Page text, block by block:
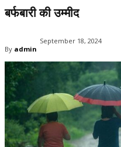
बर्फबारी की उम्मीद
By admin
September 18, 2024